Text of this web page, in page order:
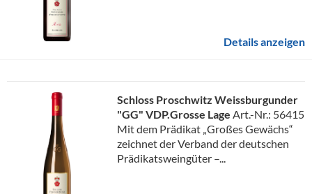
Details anzeigen
Schloss Proschwitz Weissburgunder
"GG" VDP.Grosse Lage Art.-Nr.: 56415
Mit dem Prädikat „Großes Gewächs“
zeichnet der Verband der deutschen
Prädikatsweingüter –...